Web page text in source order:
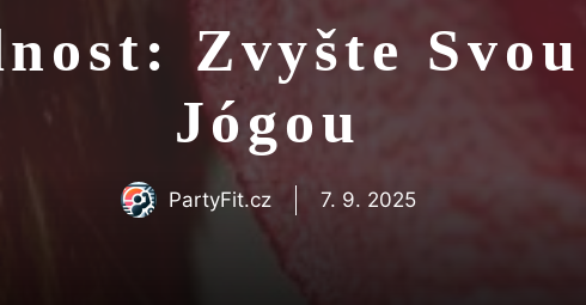
Zvyšte
Jógou
PartyFit.cz 7. 9. 2025